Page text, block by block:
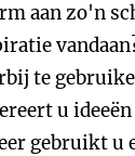
aan zo'n
te
u
gebruikt u